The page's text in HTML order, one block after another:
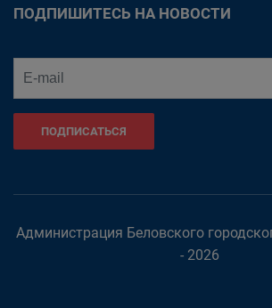
ПОДПИШИТЕСЬ НА НОВОСТИ
ПОДПИСАТЬСЯ
Администрация Беловского
- 2026